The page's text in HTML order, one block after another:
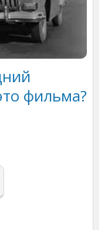
фильма?